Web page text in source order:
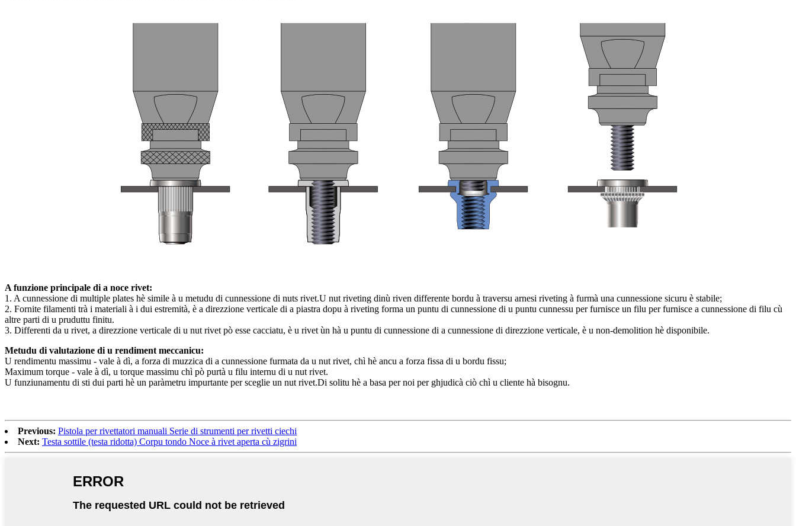
A funzione principale di a noce rivet:
1. A cunnessione di multiple plates hè simile à u metudu di cunnessione di nuts rivet.U nut riveting dinù riven differente bordu à traversu arnesi riveting à furmà una cunnessione sicuru è stabile;
2. Fornite filamenti trà i materiali à i dui estremità, è a direzzione verticale di a piastra dopu à riveting forma un puntu di cunnessione di u puntu cunnessu per furnisce un filu per furnisce a cunnessione di filu cù
altre parti di u pruduttu finitu.
3. Differenti da u rivet, a direzzione verticale di u nut rivet pò esse cacciatu, è u rivet ùn hà u puntu di cunnessione di a cunnessione di direzzione verticale, è u non-demolition hè disponibile.
Metudu di valutazione di u rendiment meccanicu:
U rendimentu massimu - vale à dì, a forza di muzzica di a cunnessione furmata da u nut rivet, chì hè ancu a forza fissa di u bordu fissu;
Maximum torque - vale à dì, u torque massimu chì pò purtà u filu internu di u nut rivet.
U funziunamentu di sti dui parti hè un paràmetru impurtante per sceglie un nut rivet.Di solitu hè a basa per noi per ghjudicà ciò chì u cliente hà bisognu.
Previous: Pistola per rivettatori manuali Serie di strumenti per rivetti ciechi
Next: Testa sottile (testa ridotta) Corpu tondo Noce à rivet aperta cù zigrini